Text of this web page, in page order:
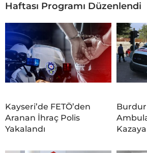
Haftası Programı Düzenlendi
Kayseri’de FETÖ’den
Aranan İhraç Polis
Yakalandı
Kazaya